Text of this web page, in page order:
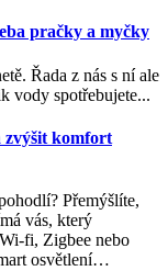
pračky a myčky
Řada z nás s ní ale
vody spotřebujete...
zvýšit komfort
Přemýšlíte,
vás, který
fi, Zigbee nebo
osvětlení…